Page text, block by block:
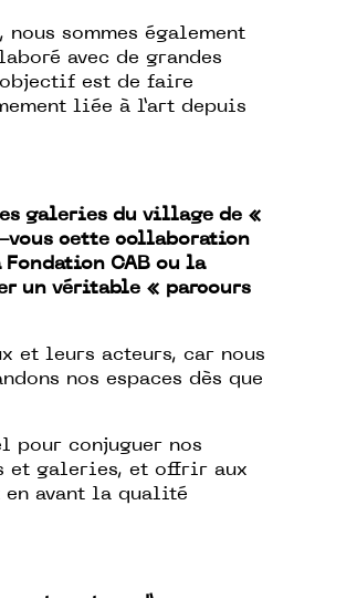
sommes également
avec de grandes
est de faire
liée à l’art depuis
galeries du village de «
vous cette collaboration
CAB ou la
un véritable « parcours
et leurs acteurs, car nous
nos espaces dès que
pour conjuguer nos
et galeries, et offrir aux
en avant la qualité